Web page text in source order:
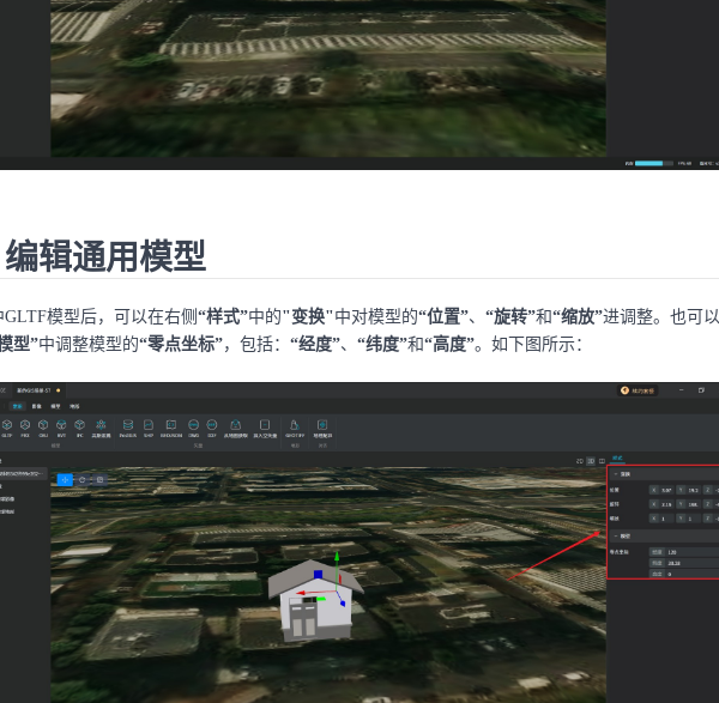
编辑通用模型
GLTF模型后，可以在右侧 “样式”中的"变换"中对模型的“位置”、 “旋转”和“缩放”进调整。也可以
型”中调整模型的“零点坐标”，包括： “经度”、 “纬度”和“高度”。如下图所示：